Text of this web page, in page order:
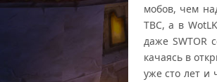
мобов, чем
ТВС, а в
даже SWTOR
качаясь в
уже сто лет и